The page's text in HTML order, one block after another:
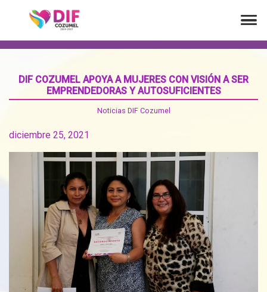
DIF COZUMEL APOYA A MUJERES CON VISIÓN A SER
EMPRENDEDORAS Y AUTOSUFICIENTES
Noticias DIF Cozumel
diciembre 25, 2021